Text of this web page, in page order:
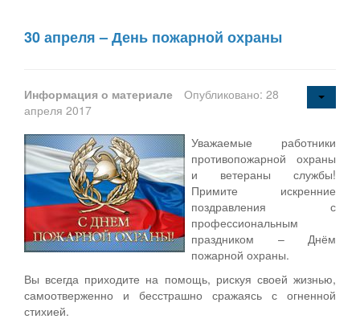
30 апреля – День пожарной охраны
Информация о материале
Опубликовано: 28
апреля 2017
Уважаемые работники
противопожарной охраны
и ветераны службы!
Примите искренние
поздравления с
профессиональным
праздником – Днём
пожарной охраны.
Вы всегда приходите на помощь, рискуя своей жизнью,
самоотверженно и бесстрашно сражаясь с огненной
стихией.